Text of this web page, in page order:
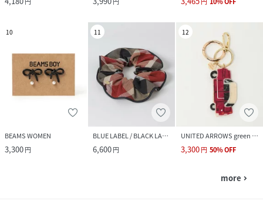
10
BEAMS WOMEN
3,300円
11
BLUE LABEL / BLACK LABEL CRESTBRIDGE
6,600円
12
UNITED ARROWS green label relaxing
3,300円 50%OFF
more navigate_next